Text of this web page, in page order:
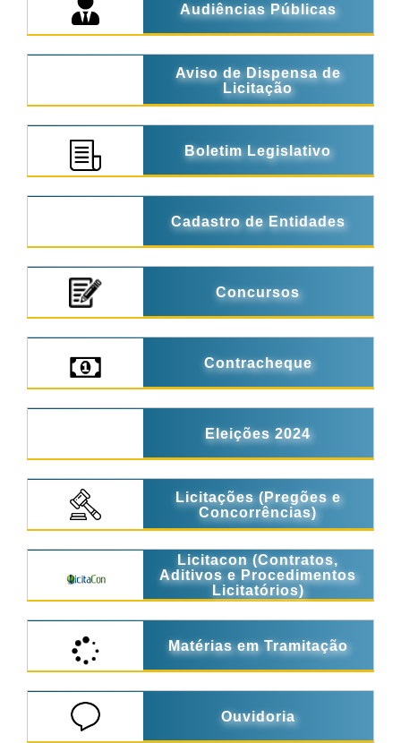
Audiências Públicas
Aviso de Dispensa de
Licitação
Boletim Legislativo
Cadastro de Entidades
Concursos
Contracheque
Eleições 2024
Licitações (Pregões e
Concorrências)
Licitacon (Contratos,
Aditivos e Procedimentos
Licitatórios)
Matérias em Tramitação
Ouvidoria